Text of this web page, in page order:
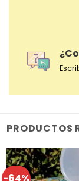
PRODUCTOS